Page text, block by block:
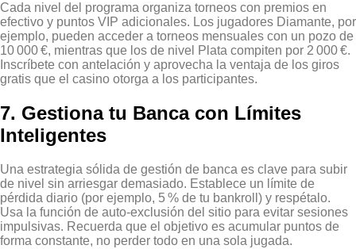
Cada nivel del programa organiza torneos con premios en
efectivo y puntos VIP adicionales. Los jugadores Diamante, por
ejemplo, pueden acceder a torneos mensuales con un pozo de
10 000 €, mientras que los de nivel Plata compiten por 2 000 €.
Inscríbete con antelación y aprovecha la ventaja de los giros
gratis que el casino otorga a los participantes.
7. Gestiona tu Banca con Límites
Inteligentes
Una estrategia sólida de gestión de banca es clave para subir
de nivel sin arriesgar demasiado. Establece un límite de
pérdida diario (por ejemplo, 5 % de tu bankroll) y respétalo.
Usa la función de auto‑exclusión del sitio para evitar sesiones
impulsivas. Recuerda que el objetivo es acumular puntos de
forma constante, no perder todo en una sola jugada.